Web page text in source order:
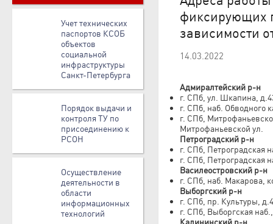
Учет технических
паспортов КСОБ
объектов
социальной
инфраструктуры
Санкт-Петербурга
Порядок выдачи и
контроля ТУ по
присоединению к
РСОН
Осуществление
деятельности в
области
информационных
технологий
фиксирующих
зависимости
14.03.2022
Адмиралтейский р-н
г. СПб, ул. Шкапина,
г. СПб, наб. Обводного
г. СПб,
Митрофаньевской ул.
Петроградский р-н
г. СПб, Петроградская
г. СПб, Петроградская
Василеостровский р-н
г. СПб, наб. Макарова,
Выборгский р-н
г. СПб, пр. Культуры,
г. СПб, Выборгская
Калининский р-н